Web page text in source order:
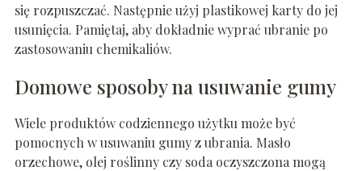
się rozpuszczać. Następnie użyj plastikowej karty do jej
usunięcia. Pamiętaj, aby dokładnie wyprać ubranie po
zastosowaniu chemikaliów.
Domowe sposoby na usuwanie gumy
Wiele produktów codziennego użytku może być
pomocnych w usuwaniu gumy z ubrania. Masło
orzechowe, olej roślinny czy soda oczyszczona mogą